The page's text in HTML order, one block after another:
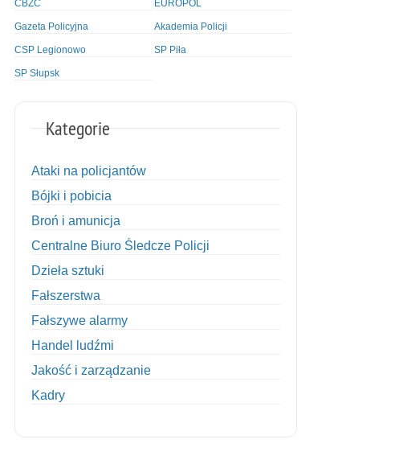
CBZC EUROPOL
Gazeta Policyjna Akademia Policji
CSP Legionowo SP Piła
SP Słupsk
Kategorie
Ataki na policjantów
Bójki i pobicia
Broń i amunicja
Centralne Biuro Śledcze Policji
Dzieła sztuki
Fałszerstwa
Fałszywe alarmy
Handel ludźmi
Jakość i zarządzanie
Kadry